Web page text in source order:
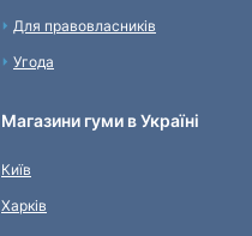
Для правовласників
Угода
Магазини гуми в Україні
Київ
Харків